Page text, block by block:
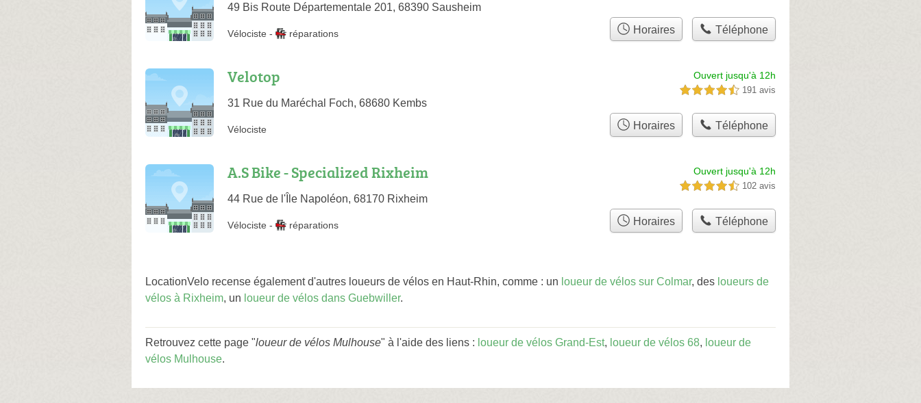
49 Bis Route Départementale 201, 68390 Sausheim
Vélociste - réparations Horaires Téléphone
Velotop
31 Rue du Maréchal Foch, 68680 Kembs
Ouvert jusqu'à 12h
4,5 étoiles sur 5 191 avis
Vélociste Horaires Téléphone
A.S Bike - Specialized Rixheim
44 Rue de l'Île Napoléon, 68170 Rixheim
Ouvert jusqu'à 12h
4,5 étoiles sur 5 102 avis
Vélociste - réparations Horaires Téléphone
LocationVelo recense également d'autres loueurs de vélos en Haut-Rhin, comme : un loueur de vélos sur Colmar, des loueurs de
vélos à Rixheim, un loueur de vélos dans Guebwiller.
Retrouvez cette page "loueur de vélos Mulhouse" à l'aide des liens : loueur de vélos Grand-Est, loueur de vélos 68, loueur de
vélos Mulhouse.